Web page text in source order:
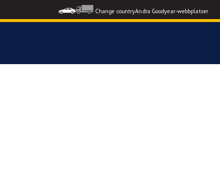
Change countryAndra Goodyear-webbplatser